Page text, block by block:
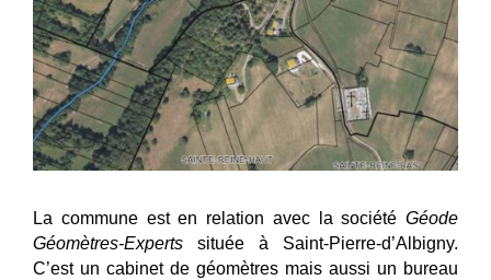
La commune est en relation avec la société Géode
Géomètres-Experts située à Saint-Pierre-d’Albigny.
C’est un cabinet de géomètres mais aussi un bureau